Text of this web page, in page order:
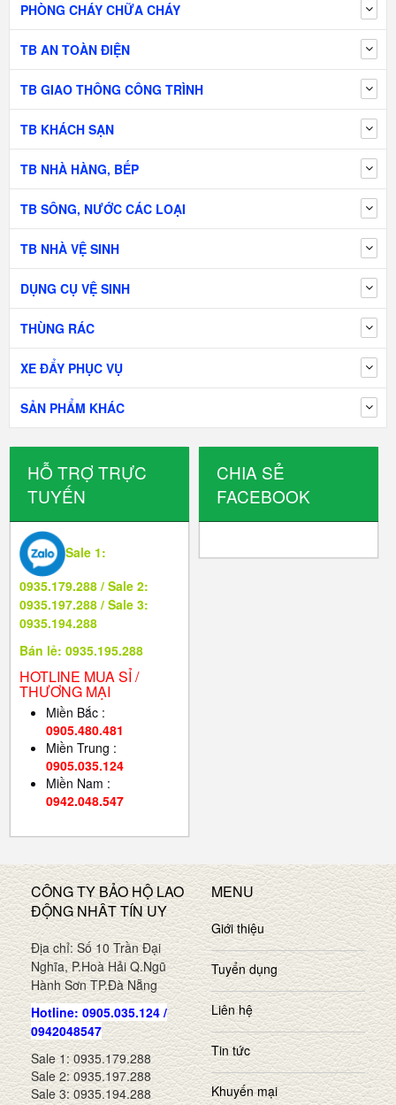
PHÒNG CHÁY CHỮA CHÁY
TB AN TOÀN ĐIỆN
TB GIAO THÔNG CÔNG TRÌNH
TB KHÁCH SẠN
TB NHÀ HÀNG, BẾP
TB SÔNG, NƯỚC CÁC LOẠI
TB NHÀ VỆ SINH
DỤNG CỤ VỆ SINH
THÙNG RÁC
XE ĐẨY PHỤC VỤ
SẢN PHẨM KHÁC
HỖ TRỢ TRỰC
TUYẾN
Sale 1:
0935.179.288 / Sale 2:
0935.197.288 / Sale 3:
0935.194.288
Bán lẻ: 0935.195.288
HOTLINE MUA SỈ /
THƯƠNG MẠI
Miền Bắc :
0905.480.481
Miền Trung :
0905.035.124
Miền Nam :
0942.048.547
CHIA SẺ
FACEBOOK
CÔNG TY BẢO HỘ LAO
ĐỘNG NHÂT TÍN UY
Địa chỉ: Số 10 Trần Đại
Nghĩa, P.Hoà Hải Q.Ngũ
Hành Sơn TP.Đà Nẵng
Hotline: 0905.035.124 /
0942048547
Sale 1: 0935.179.288
Sale 2: 0935.197.288
Sale 3: 0935.194.288
MENU
Giới thiệu
Tuyển dụng
Liên hệ
Tin tức
Khuyến mại